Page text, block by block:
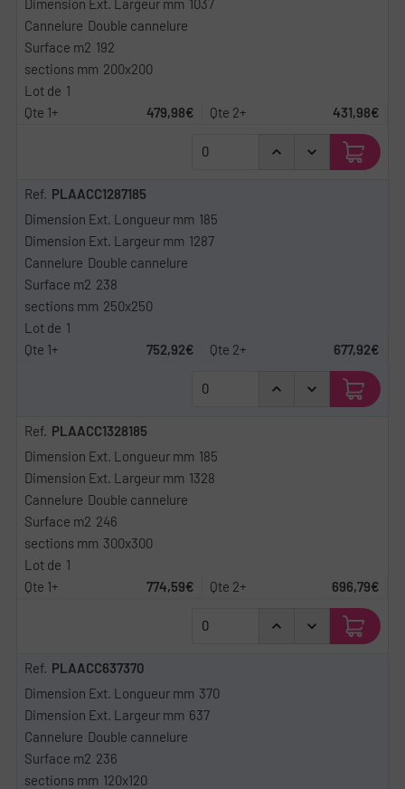
1037
Double cannelure
192
200x200
1
479,98€
431,98€
PLAACC1287185
185
1287
Double cannelure
238
250x250
1
752,92€
677,92€
PLAACC1328185
185
1328
Double cannelure
246
300x300
1
774,59€
696,79€
PLAACC637370
370
637
Double cannelure
236
120x120